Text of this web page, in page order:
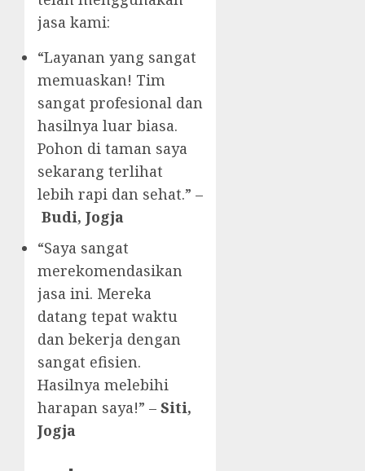
jasa kami:
“Layanan yang sangat
memuaskan! Tim
sangat profesional dan
hasilnya luar biasa.
Pohon di taman saya
sekarang terlihat
lebih rapi dan sehat.” –
Budi, Jogja
“Saya sangat
merekomendasikan
jasa ini. Mereka
datang tepat waktu
dan bekerja dengan
sangat efisien.
Hasilnya melebihi
harapan saya!” – Siti,
Jogja